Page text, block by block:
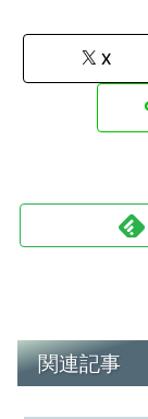
X
関連記事